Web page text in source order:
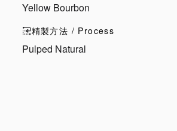
Yellow Bourbon
精製方法 / Process
Pulped Natural